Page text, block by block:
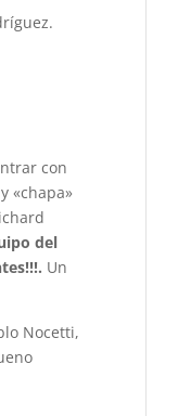
con
«chapa»
del
Un
Nocetti,